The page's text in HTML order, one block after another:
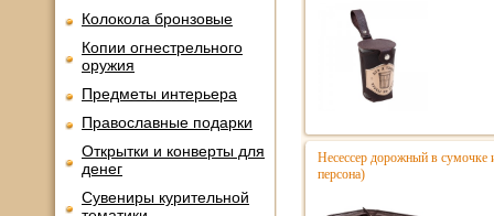
Колокола бронзовые
Копии огнестрельного
оружия
Предметы интерьера
Православные подарки
Открытки и конверты для
денег
Сувениры курительной
Несессер дорожный в сумочке
персона)